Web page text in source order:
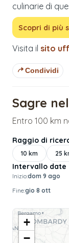
culinarie di
Scopri di più
Visita il sito
Condividi
Sagre
Entro 100 km
Raggio di
10 km 25
Intervallo date
Inizio:dom 9 ago
Fine:gio 8 ott
+
−